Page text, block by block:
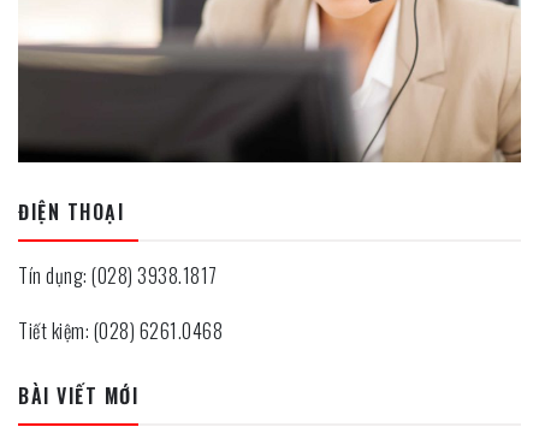
ĐIỆN THOẠI
Tín dụng: (028) 3938.1817
Tiết kiệm: (028) 6261.0468
BÀI VIẾT MỚI